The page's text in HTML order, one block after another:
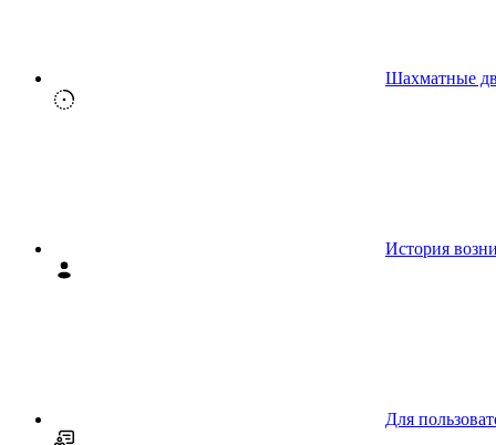
Шахматные
История
Для